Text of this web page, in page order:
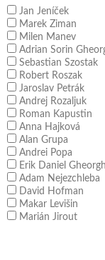
Jan Jeníček
Marek Ziman
Milen Manev
Adrian Sorin
Sebastian Szostak
Robert Roszak
Jaroslav Petrák
Andrej Rozaljuk
Roman Kapustin
Anna Hajková
Alan Grupa
Andrei Popa
Erik Daniel
Adam Nejezchleba
David Hofman
Makar Levišin
Marián Jirout